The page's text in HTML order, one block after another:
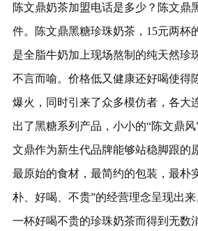
陈文鼎奶茶加盟电话是多少？陈文鼎
件。陈文鼎黑糖珍珠奶茶，15元两杯
是全脂牛奶加上现场熬制的纯天然珍
不言而喻。价格低又健康还好喝使得
爆火，同时引来了众多模仿者，各大
出了黑糖系列产品，小小的“陈文鼎
文鼎作为新生代品牌能够站稳脚跟的
最原始的食材，最简约的包装，最朴
朴、好喝、不贵”的经营理念呈现出
一杯好喝不贵的珍珠奶茶而得到无数